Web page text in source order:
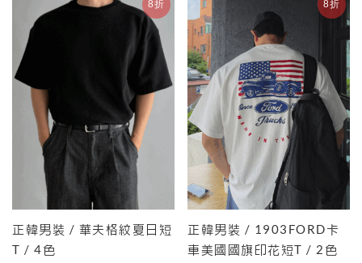
8折
正韓男裝 / 華夫格紋夏日短
T / 4色
8折
正韓男裝 / 1903FORD卡
車美國國旗印花短T / 2色